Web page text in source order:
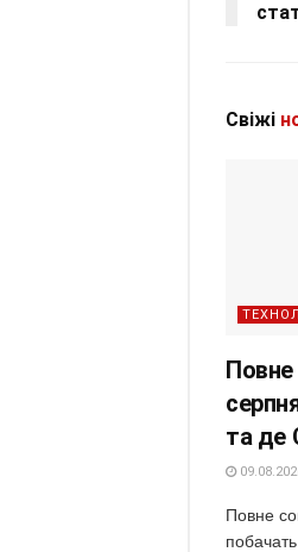
Свіжі
Повне
та де
Повне